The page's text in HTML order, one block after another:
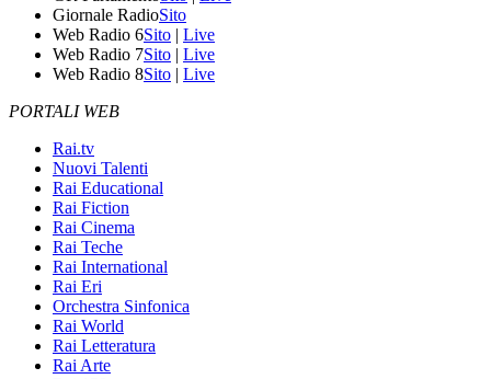
Giornale RadioSito
Web Radio 6Sito | Live
Web Radio 7Sito | Live
Web Radio 8Sito | Live
PORTALI WEB
Rai.tv
Nuovi Talenti
Rai Educational
Rai Fiction
Rai Cinema
Rai Teche
Rai International
Rai Eri
Orchestra Sinfonica
Rai World
Rai Letteratura
Rai Arte